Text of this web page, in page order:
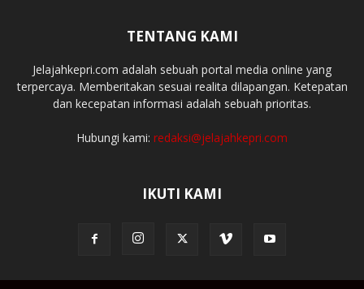
TENTANG KAMI
Jelajahkepri.com adalah sebuah portal media online yang
terpercaya. Memberitakan sesuai realita dilapangan. Ketepatan
dan kecepatan informasi adalah sebuah prioritas.
Hubungi kami: redaksi@jelajahkepri.com
IKUTI KAMI